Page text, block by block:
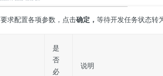
求配置各项参数，点击确定， 等待开发任务状态转
是
否
必
说明